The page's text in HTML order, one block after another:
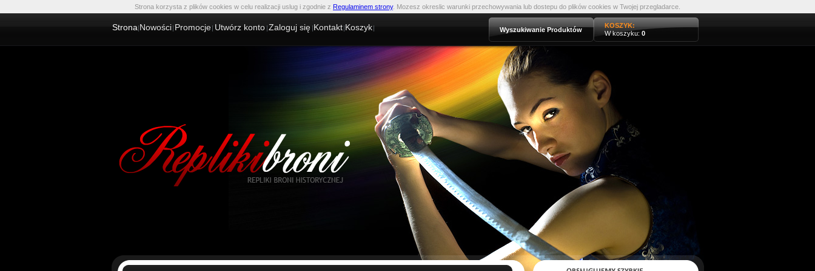
Strona korzysta z plików cookies w celu realizacji uslug i zgodnie z Regulaminem strony. Mozesz okreslic warunki przechowywania lub dostepu do plików cookies w Twojej przegladarce.
Strona Nowości Promocje Utwórz konto Zaloguj się Kontakt Koszyk Wyszukiwanie Produktów
KOSZYK:
W koszyku: 0